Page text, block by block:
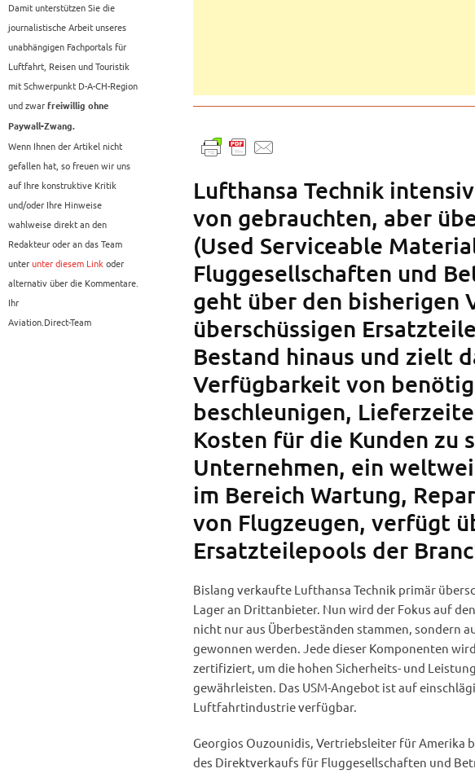
Damit unterstützen Sie die
journalistische Arbeit unseres
unabhängigen Fachportals für
Luftfahrt, Reisen und Touristik
mit Schwerpunkt D-A-CH-Region
und zwar freiwillig ohne
Paywall-Zwang.
Wenn Ihnen der Artikel nicht
gefallen hat, so freuen wir uns
auf Ihre konstruktive Kritik
und/oder Ihre Hinweise
wahlweise direkt an den
Redakteur oder an das Team
unterunter diesem Linkoder
alternativ über die Kommentare.
Ihr
Aviation.Direct-Team
Lufthansa Technik
von gebrauchten, aber
(Used Serviceable
Fluggesellschaften und
geht über den bisherigen
überschüssigen
Bestand hinaus und zielt
Verfügbarkeit von
beschleunigen,
Kosten für die Kunden zu
Unternehmen, ein
im Bereich Wartung,
von Flugzeugen, verfügt
Ersatzteilepools der
Bislang verkaufte Lufthansa Technik primär
Lager an Drittanbieter. Nun wird der Fokus auf
nicht nur aus Überbeständen stammen, sondern
gewonnen werden. Jede dieser Komponenten
zertifiziert, um die hohen Sicherheits- und
gewährleisten. Das USM-Angebot ist auf
Luftfahrtindustrie verfügbar.
Georgios Ouzounidis, Vertriebsleiter für Amerika
des Direktverkaufs für Fluggesellschaften und